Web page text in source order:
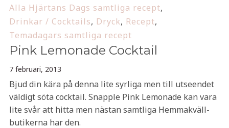
Alla Hjärtans Dags samtliga recept,
Drinkar / Cocktails, Dryck, Recept,
Temadagars samtliga recept
Pink Lemonade Cocktail
7 februari, 2013
Bjud din kära på denna lite syrliga men till utseendet
väldigt söta cocktail. Snapple Pink Lemonade kan vara
lite svår att hitta men nästan samtliga Hemmakväll-
butikerna har den.